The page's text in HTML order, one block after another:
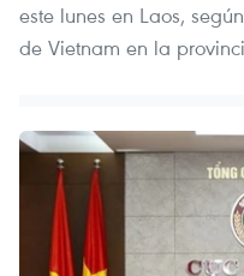
este lunes en Laos,
de Vietnam en la